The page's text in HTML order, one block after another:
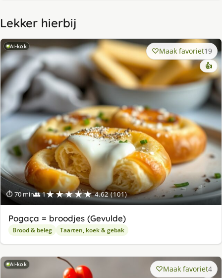
Lekker hierbij
AI-kok
⏱ 70 min👥 1★★★★★ 4.62 (101)
Maak favoriet19
👍
Pogaça = broodjes (Gevulde)
Brood & beleg Taarten, koek & gebak
AI-kok Maak favoriet4